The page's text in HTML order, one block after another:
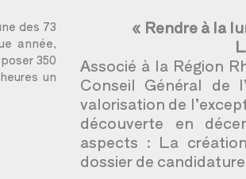
des 73
année,
350
un
« Rendre à la
Associé à la Région
Conseil Général de
valorisation de
découverte en
aspects : La
dossier de